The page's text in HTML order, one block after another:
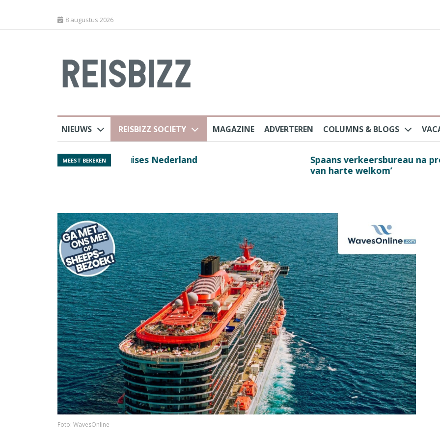
8 augustus 2026
NIEUWS REISBIZZ SOCIETY MAGAZINE ADVERTEREN COLUMNS & BLOGS
MEEST BEKEKEN
Spaans verkeersbureau na protesten massatoerisme: ‘Nederlandse
Foto: WavesOnline